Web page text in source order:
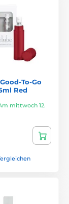
To-Go
Red
mittwoch 12.